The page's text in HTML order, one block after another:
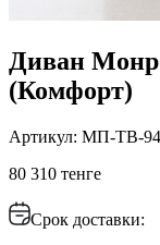
Диван
(Комфорт)
Артикул: МП-ТВ-
80 310 тенге
Срок доставки: